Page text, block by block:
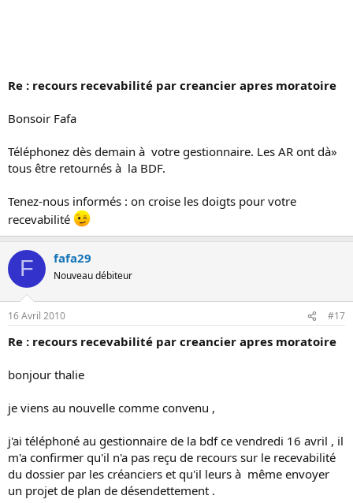
Re : recours recevabilité par creancier apres moratoire
Bonsoir Fafa
Téléphonez dès demain à votre gestionnaire. Les AR ont dà»
tous être retournés à la BDF.
Tenez-nous informés : on croise les doigts pour votre
recevabilité
F fafa29
Nouveau débiteur
16 Avril 2010 #17
Re : recours recevabilité par creancier apres moratoire
bonjour thalie
je viens au nouvelle comme convenu ,
j'ai téléphoné au gestionnaire de la bdf ce vendredi 16 avril , il
m'a confirmer qu'il n'a pas reçu de recours sur le recevabilité
du dossier par les créanciers et qu'il leurs à même envoyer
un projet de plan de désendettement .